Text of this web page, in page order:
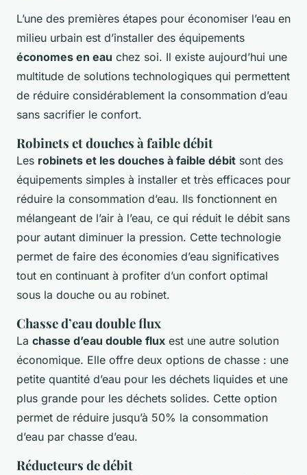
L’une des premières étapes pour économiser l’eau en
milieu urbain est d’installer des équipements
économes en eau chez soi. Il existe aujourd’hui une
multitude de solutions technologiques qui permettent
de réduire considérablement la consommation d’eau
sans sacrifier le confort.
Robinets et douches à faible débit
Les robinets et les douches à faible débit sont des
équipements simples à installer et très efficaces pour
réduire la consommation d’eau. Ils fonctionnent en
mélangeant de l’air à l’eau, ce qui réduit le débit sans
pour autant diminuer la pression. Cette technologie
permet de faire des économies d’eau significatives
tout en continuant à profiter d’un confort optimal
sous la douche ou au robinet.
Chasse d’eau double flux
La chasse d’eau double flux est une autre solution
économique. Elle offre deux options de chasse : une
petite quantité d’eau pour les déchets liquides et une
plus grande pour les déchets solides. Cette option
permet de réduire jusqu’à 50% la consommation
d’eau par chasse d’eau.
Réducteurs de débit